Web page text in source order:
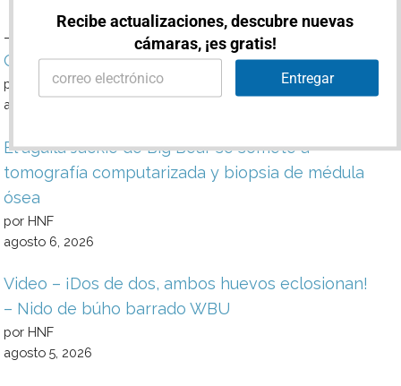
–
CÁMARAS EN VIVO DE STURGIS – RALLY 2024
por HNF
agosto 6, 2026
El águila Jackie de Big Bear se somete a
tomografía computarizada y biopsia de médula
ósea
por HNF
agosto 6, 2026
Video – ¡Dos de dos, ambos huevos eclosionan!
– Nido de búho barrado WBU
por HNF
agosto 5, 2026
Recibe actualizaciones, descubre nuevas
cámaras, ¡es gratis!
*
a
*
Entregar